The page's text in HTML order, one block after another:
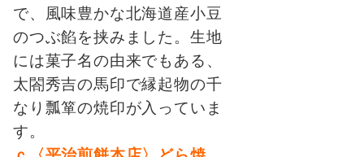
で、風味豊かな北海道産小豆
のつぶ餡を挟みました。生地
には菓子名の由来でもある、
太閤秀吉の馬印で縁起物の千
なり瓢箪の焼印が入っていま
す。